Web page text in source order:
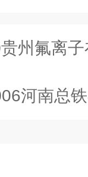
州氟离
河南总